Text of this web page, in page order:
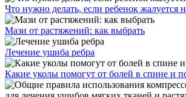
Что нужно делать, если ребенок жалуется
Мази от растяжений: как выбрать
Лечение ушиба ребра
Какие уколы помогут от болей в спине и